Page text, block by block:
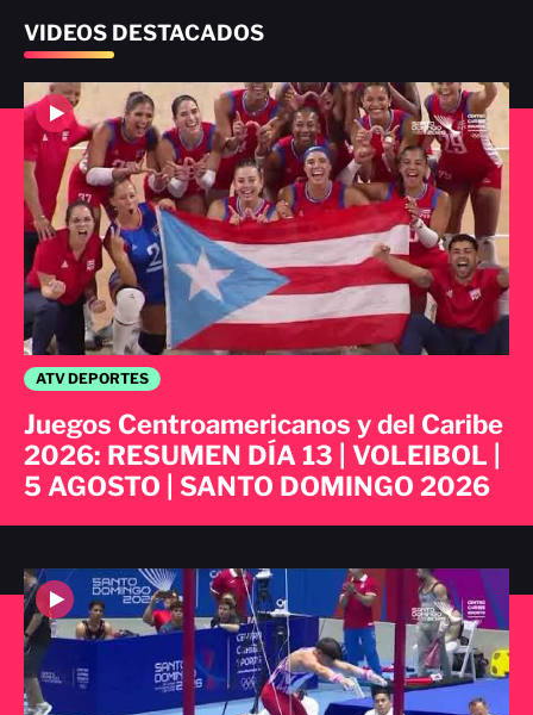
VIDEOS DESTACADOS
ATV DEPORTES
Juegos Centroamericanos y del Caribe
2026: RESUMEN DÍA 13 | VOLEIBOL |
5 AGOSTO | SANTO DOMINGO 2026